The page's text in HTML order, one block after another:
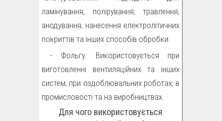
ламінування, полірування, травлення,
анодування, нанесення електролітичних
покриттів та інших способів обробки.
- Фольгу. Використовується при
виготовленні вентиляційних та інших
систем, при оздоблювальних роботах, в
промисловості та на виробництвах.
Для чого використовується